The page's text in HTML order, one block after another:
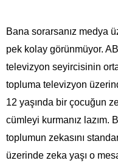
Bana sorarsanız medya
pek kolay görünmüyor.
televizyon seyircisinin
topluma televizyon
12 yaşında bir çocuğun
cümleyi kurmanız lazım.
toplumun zekasını
üzerinde zeka yaşı o